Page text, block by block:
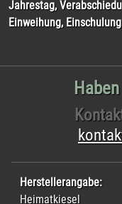
Trauer & Andenken
Geschenkideen
AGB